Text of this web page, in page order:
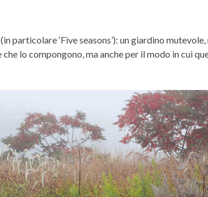
‘Five seasons’): un giardino
lo compongono, ma anche per il modo in cui